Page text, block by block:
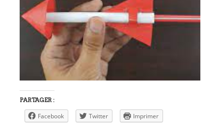
PARTAGER :
Facebook Twitter Imprimer